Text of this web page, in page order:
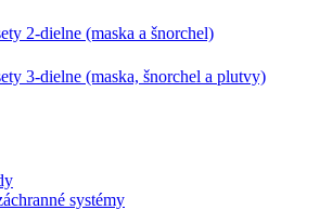
2-dielne (maska a šnorchel)
3-dielne (maska, šnorchel a plutvy)
systémy